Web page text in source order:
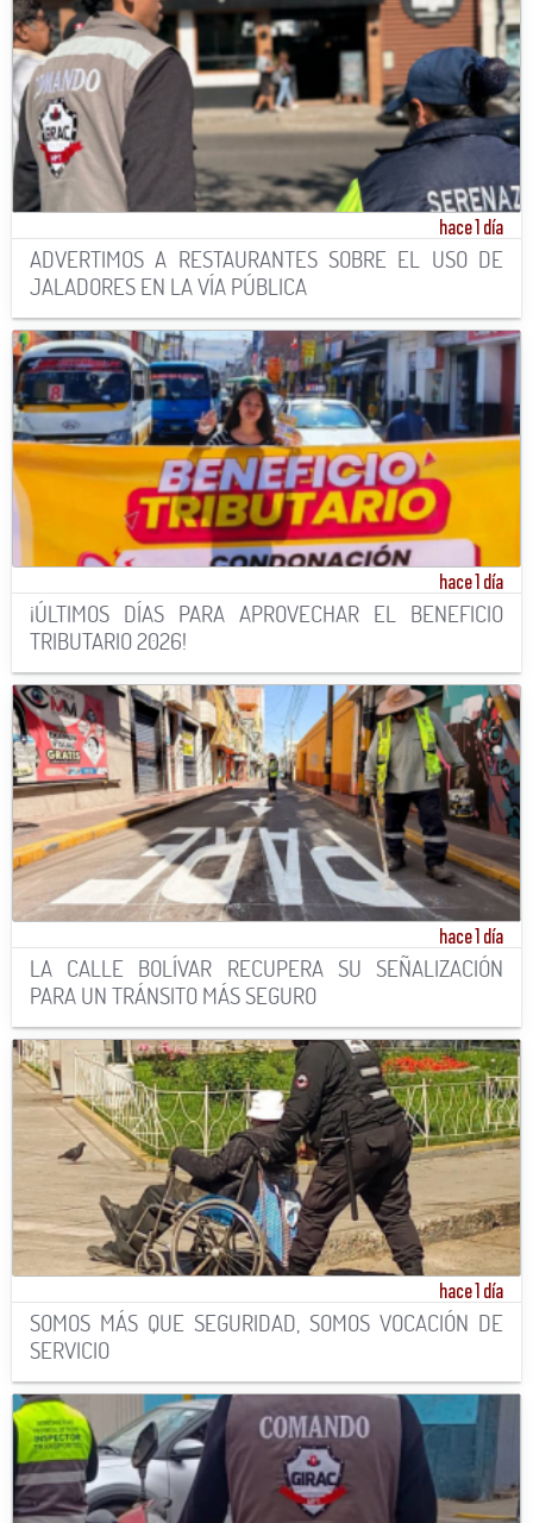
hace 1 día
ADVERTIMOS A RESTAURANTES SOBRE EL USO DE
JALADORES EN LA VÍA PÚBLICA
hace 1 día
¡ÚLTIMOS DÍAS PARA APROVECHAR EL BENEFICIO
TRIBUTARIO 2026!
hace 1 día
LA CALLE BOLÍVAR RECUPERA SU SEÑALIZACIÓN
PARA UN TRÁNSITO MÁS SEGURO
hace 1 día
SOMOS MÁS QUE SEGURIDAD, SOMOS VOCACIÓN DE
SERVICIO